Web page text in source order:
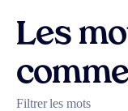
Les
Filtrer les mots